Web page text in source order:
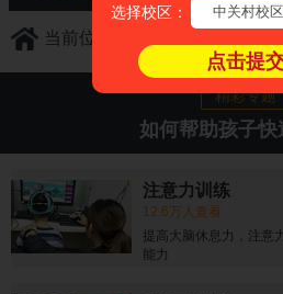
当前位置：
精彩专题
如何帮助孩子快
注意力训练
12.6万人查看
提高大脑休息力，注意
能力
选择校区：